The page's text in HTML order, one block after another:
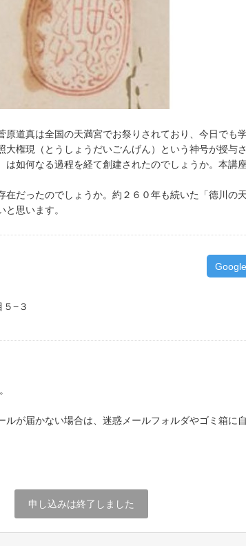
道真は全国の天満宮でお祭りされており、今日でも
権現（とうしょうだいごんげん）という神号が授与
如何なる過程を経て創建されたのでしょうか。本講
だったのでしょうか。約２６０年も続いた「徳川の
思います。
−３
が届かない場合は、迷惑メールフォルダやゴミ箱に
申し込みは終了しました